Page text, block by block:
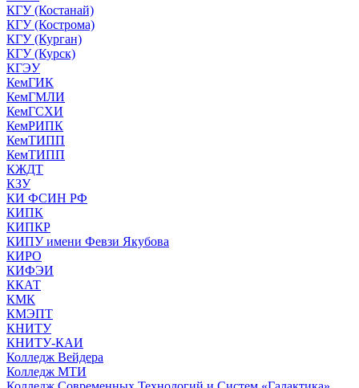
КГУ (Костанай)
КГУ (Кострома)
КГУ (Курган)
КГУ (Курск)
КГЭУ
КемГИК
КемГМЛИ
КемГСХИ
КемРИПК
КемТИПП
КемТИПП
КЖДТ
КЗУ
КИ ФСИН РФ
КИПК
КИПКР
КИПУ имени Февзи Якубова
КИРО
КИФЭИ
ККАТ
КМК
КМЭПТ
КНИТУ
КНИТУ-КАИ
Колледж Вейдера
Колледж МТИ